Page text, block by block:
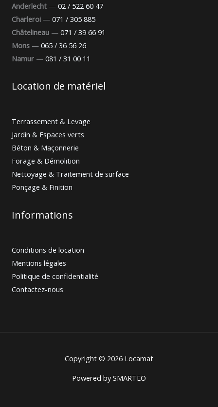
Anderlecht — 02 / 522 60 47
Charleroi — 071 / 305 885
Châtelineau — 071 / 39 66 91
Mons — 065 / 36 56 26
Namur — 081 / 31 00 11
Location de matériel
Terrassement & Levage
Jardin & Espaces verts
Béton & Maçonnerie
Forage & Démolition
Nettoyage & Traitement de surface
Ponçage & Finition
Informations
Conditions de location
Mentions légales
Politique de confidentialité
Contactez-nous
Copyright © 2026 Locamat
Powered bySMARTEO